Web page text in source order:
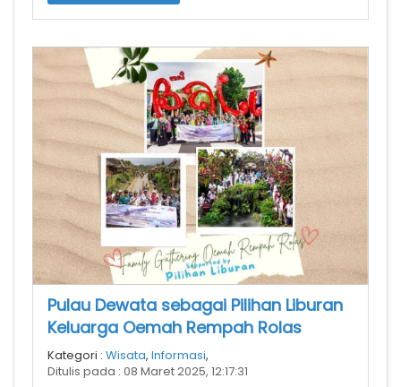
Pulau Dewata sebagai Pilihan Liburan
Keluarga Oemah Rempah Rolas
Kategori : Wisata, Informasi,
Ditulis pada : 08 Maret 2025, 12:17:31